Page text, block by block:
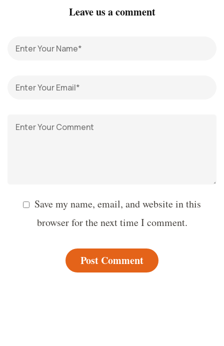
Leave us a comment
Save my name, email, and website in this
browser for the next time I comment.